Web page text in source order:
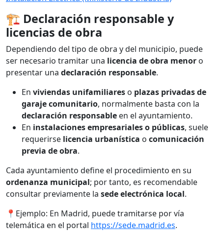
🏗️ Declaración responsable y
licencias de obra
Dependiendo del tipo de obra y del municipio, puede
ser necesario tramitar una licencia de obra menor o
presentar una declaración responsable.
En viviendas unifamiliares o plazas privadas de
garaje comunitario, normalmente basta con la
declaración responsable en el ayuntamiento.
En instalaciones empresariales o públicas, suele
requerirse licencia urbanística o comunicación
previa de obra.
Cada ayuntamiento define el procedimiento en su
ordenanza municipal; por tanto, es recomendable
consultar previamente la sede electrónica local.
📍Ejemplo: En Madrid, puede tramitarse por vía
telemática en el portal https://sede.madrid.es.